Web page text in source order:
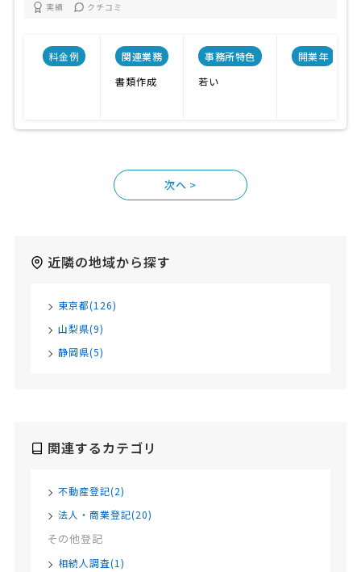
実績 クチコミ
料金例
関連業務
書類作成
事務所特色
若い
開業年
>
近隣の地域から探す
東京都(126)
山梨県(9)
静岡県(5)
関連するカテゴリ
不動産登記(2)
法人・商業登記(20)
その他登記
相続人調査(1)